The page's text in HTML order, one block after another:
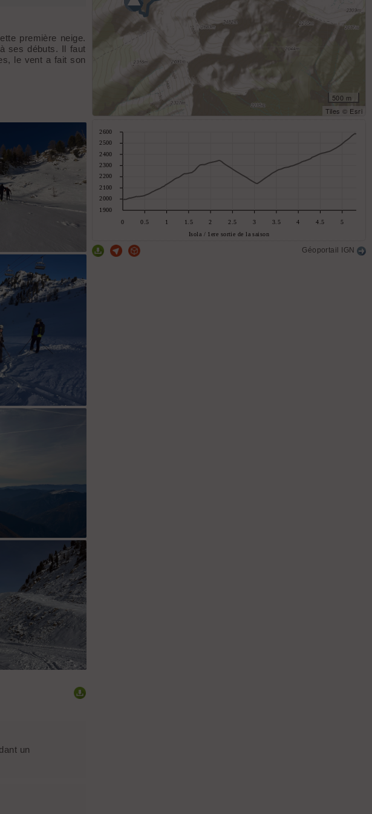
première neige.
ses débuts. Il faut
le vent a fait son
un
500 m
Tiles © Esri
Géoportail IGN